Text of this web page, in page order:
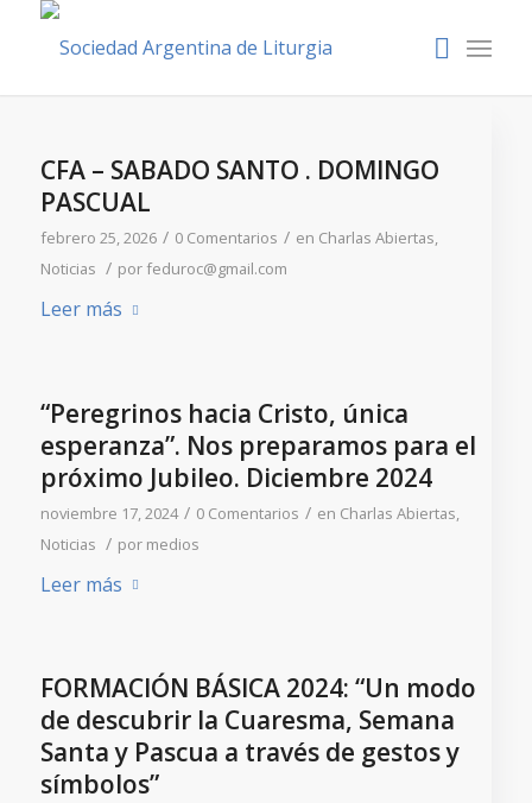
CFA – SABADO SANTO . DOMINGO
PASCUAL
febrero 25, 2026 / 0 Comentarios / en Charlas Abiertas,
Noticias / porfeduroc@gmail.com
Leer más
“Peregrinos hacia Cristo, única
esperanza”. Nos preparamos para el
próximo Jubileo. Diciembre 2024
noviembre 17, 2024 / 0 Comentarios / en Charlas Abiertas,
Noticias / por medios
Leer más
FORMACIÓN BÁSICA 2024: “Un modo
de descubrir la Cuaresma, Semana
Santa y Pascua a través de gestos y
símbolos”